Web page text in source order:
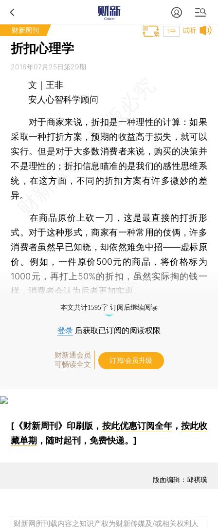
财新周刊 试听
T中
折扣心理学
2016年07月25日第29期
文｜王非
安人心智科学顾问
对于商家来说，折扣是一种理性的计算：如果
采取一种打折方案，预期的收益高于损失，就可以
实行。但是对于大多数消费者来说，购买的决策并
不是理性的；折扣信息瞄准的是我们的感性思维系
统，在这方面，不同的折扣方案有许多微妙的差
异。
在商品原价上砍一刀，这是最直接的打折形
式。对于这种形式，商家有一种常用的伎俩，许多
消费者虽然早已知晓，却依然难免中招——虚标原
价。例如，一件原价500元的商品，将价格标为
1000元，再打上50%的折扣，虽然实际掏的钱一
样，消费者会认为后者更加实惠。
本文共计1595字 订阅后继续阅读
登录 后获取已订阅的阅读权限
财新通会员
可畅读全文
订阅/会员升级
[《财新周刊》印刷版， 按此优惠订阅全年， 按此收
藏单期 ，随时起刊，免费快递。]
版面编辑：邱祺璞
财新网所刊载内容之知识产权为财新传媒及/或相关权利人